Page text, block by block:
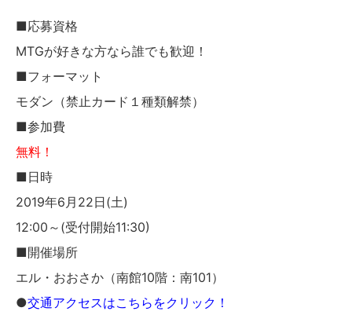
■応募資格
MTGが好きな方なら誰でも歓迎！
■フォーマット
モダン（禁止カード１種類解禁）
■参加費
無料！
■日時
2019年6月22日(土)
12:00～(受付開始11:30)
■開催場所
エル・おおさか（南館10階：南101）
●交通アクセスはこちらをクリック！